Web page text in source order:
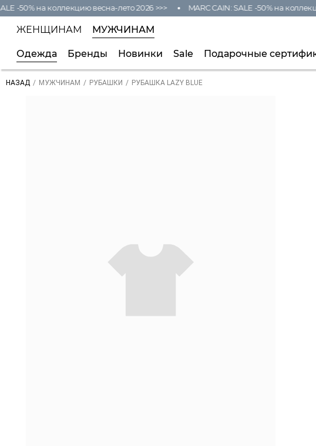
-50% на коллекцию весна-лето 2026 >>> MARC CAIN: SALE -50% на
ЖЕНЩИНАМ МУЖЧИНАМ
Одежда Бренды Новинки Sale Подарочные
НАЗАД / МУЖЧИНАМ / РУБАШКИ / РУБАШКА LAZY BLUE